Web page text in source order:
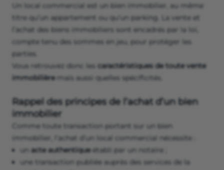
Un local commercial est un bien immobilier, au même
titre qu’un appartement ou qu’un parking. La vente et
l’achat des biens immobiliers sont encadrés par la loi,
compte tenu des sommes en jeu, pour protéger les
parties.
Vous retrouvez donc les caractéristiques de toute vente
immobilièremais aussi quelles spécificités.
Rappel des principes de l’achat d’un bien
immobilier
Comme toute transaction portant sur un bien
immobilier, l’achat d’un local commercial nécessite :
un acte authentique établi par un notaire ;
une transaction publiée auprès des services de la